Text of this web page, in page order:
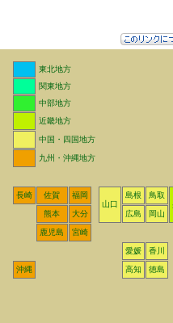
東北地方
関東地方
中部地方
近畿地方
中国・四国地方
九州・沖縄地方
長崎 佐賀
福岡
山口
島根
鳥取
熊本
大分 広島 岡山
鹿児島 宮崎
愛媛 香川
沖縄 高知 徳島